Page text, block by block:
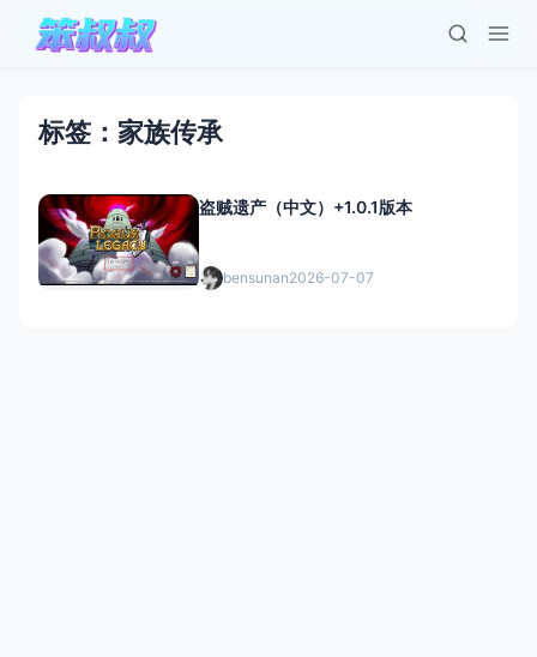
标签：家族传承
盗贼遗产（中文）+1.0.1版本
bensunan2026-07-07